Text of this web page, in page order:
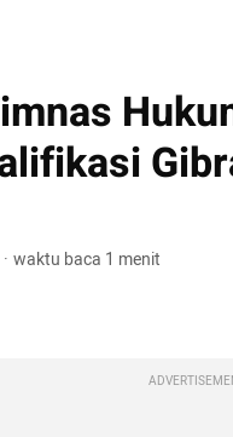
· waktu baca 1 menit